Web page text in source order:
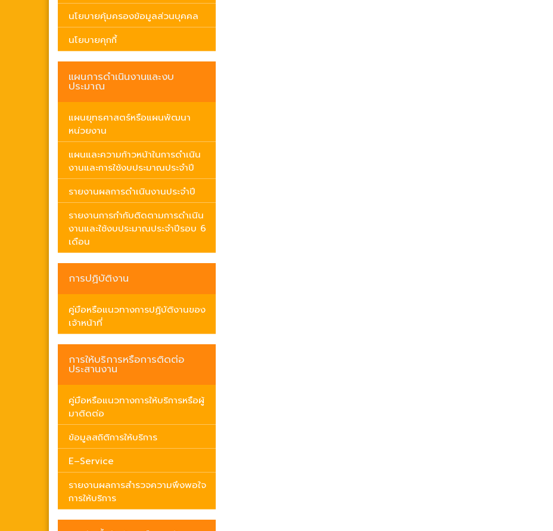
นโยบายคุ้มครองข้อมูลส่วนบุคคล
นโยบายคุกกี้
แผนการดำเนินงานและงบ
ประมาณ
แผนยุทธศาสตร์หรือแผนพัฒนา
หน่วยงาน
แผนและความก้าวหน้าในการดำเนิน
งานและการใช้งบประมาณประจำปี
รายงานผลการดำเนินงานประจำปี
รายงานการกำกับติดตามการดำเนิน
งานและใช้งบประมาณประจำปีรอบ 6
เดือน
การปฏิบัติงาน
คู่มือหรือแนวทางการปฏิบัติงานของ
เจ้าหน้าที่
การให้บริการหรือการติดต่อ
ประสานงาน
คู่มือหรือแนวทางการให้บริการหรือผู้
มาติดต่อ
ข้อมูลสถิติการให้บริการ
E–Service
รายงานผลการสำรวจความพึงพอใจ
การให้บริการ